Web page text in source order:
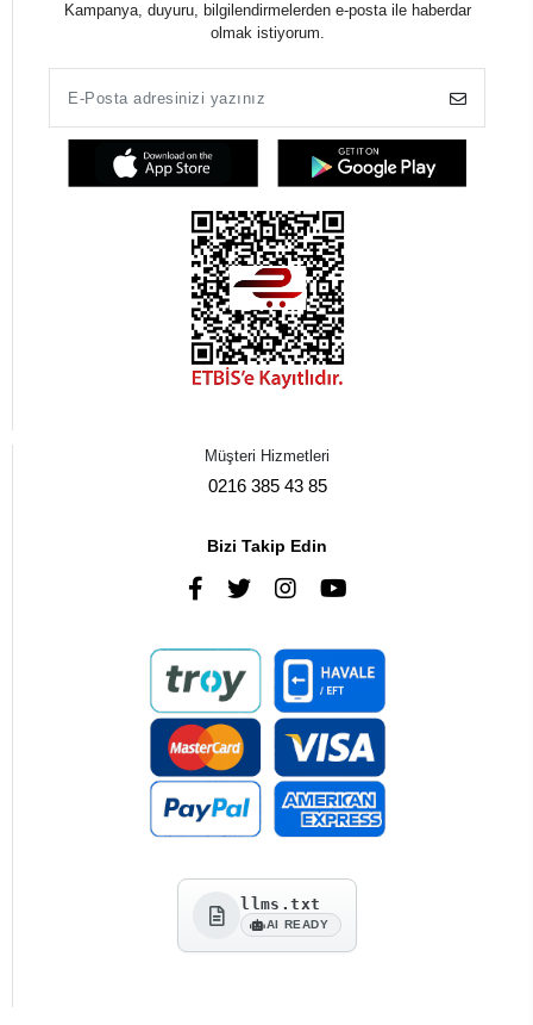
Kampanya, duyuru, bilgilendirmelerden e-posta ile haberdar
olmak istiyorum.
Müşteri Hizmetleri
0216 385 43 85
Bizi Takip Edin
llms.txt
AI READY